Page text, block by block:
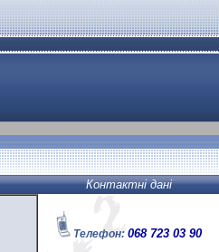
Контактні дані
Телефон: 068 723 03 90